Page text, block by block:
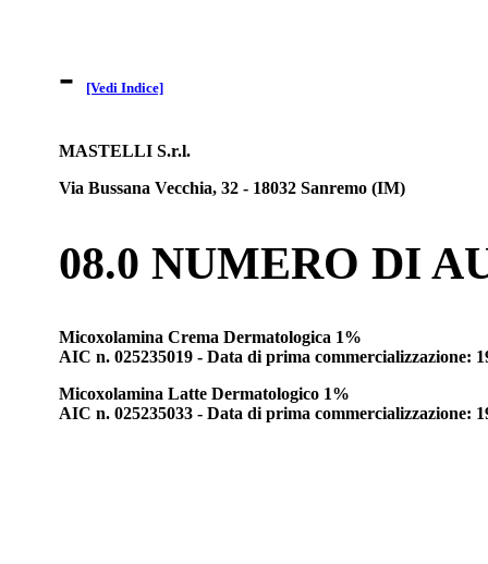
- [Vedi Indice]
MASTELLI S.r.l.
Via Bussana Vecchia, 32 - 18032 Sanremo (IM)
08.0 NUMERO DI
Micoxolamina Crema Dermatologica 1%
AIC n. 025235019 - Data di prima commercializzazione:
Micoxolamina Latte Dermatologico 1%
AIC n. 025235033 - Data di prima commercializzazione: